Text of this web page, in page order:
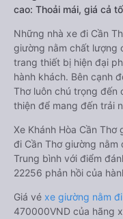
cao: Thoải mái, giá cả
Những nhà xe đi Cần
giường nằm chất lượng
trang thiết bị hiện đại
hành khách. Bên cạnh
Thơ luôn chú trọng
thiện để mang đến trải
Xe Khánh Hòa Cần
đi Cần Thơ giường
Trung bình với điểm
22256 phản hồi của
Giá vé xe giường nằm
470000VND của hãng